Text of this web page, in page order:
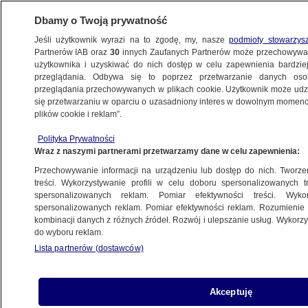
KONKRET24
ŚWIAT
prorosyjska dezinformacja
Zespół autorów
27.03.2024, 15:01
Udostępnij
rejestracyjnymi, deepfake z ukraińskim
politykiem, rzekome portrety zamachowców -
Dbamy o Twoją prywatność
Jeśli użytkownik wyrazi na to zgodę, my, naszepodmioty
Partnerów IAB oraz30 innych Zaufanych Partnerów może
użytkownika i uzyskiwać do nich dostęp w celu zapewnienia
przeglądania. Odbywa się to poprzez przetwarzanie danych
przeglądania przechowywanych w plikach cookie. Użytkownik może
się przetwarzaniu w oparciu o uzasadniony interes w dowolnym
plików cookie i reklam”.
Polityka Prywatności
Wraz z naszymi partnerami przetwarzamy dane w celu zapewnienia:
Przechowywanie informacji na urządzeniu lub dostęp do nich.
treści. Wykorzystywanie profili w celu doboru spersonalizowanych
spersonalizowanych reklam. Pomiar efektywności treści.
spersonalizowanych reklam. Pomiar efektywności reklam.
kombinacji danych z różnych źródeł. Rozwój i ulepszanie usług.
do wyboru reklam.
Lista partnerów (dostawców)
Akceptuję